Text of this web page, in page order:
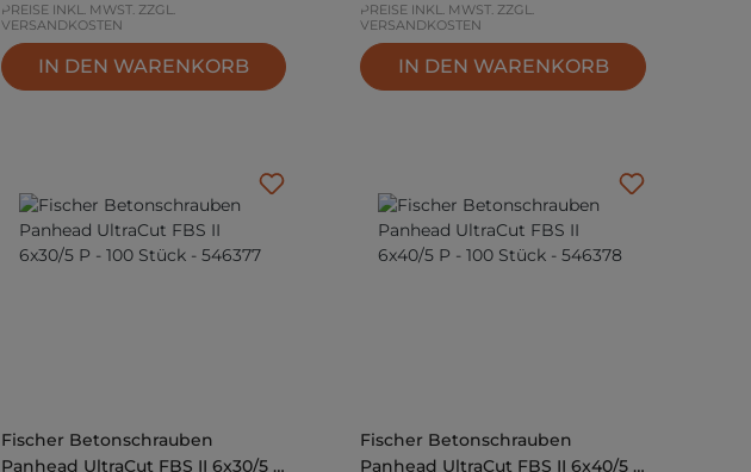
PREISE INKL. MWST. ZZGL.
VERSANDKOSTEN
IN DEN WARENKORB
PREISE INKL. MWST. ZZGL.
VERSANDKOSTEN
IN DEN WARENKORB
Fischer Betonschrauben
Panhead UltraCut FBS II 6x30/5 P
Fischer Betonschrauben
Panhead UltraCut FBS II 6x40/5 P